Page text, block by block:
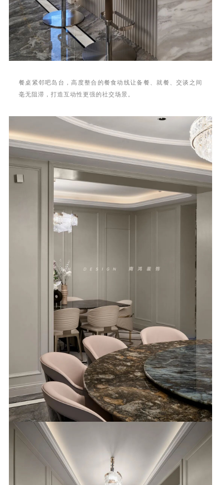
餐桌紧邻吧岛台，高度整合的餐食动线让备餐、就餐、交谈之间
毫无阻滞，打造互动性更强的社交场景。